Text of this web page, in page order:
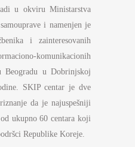
u okviru Ministarstva
i namenjen je
i zainteresovanih
komunikacionih
u Dobrinjskoj
SKIP centar je dve
da je najuspešniji
ukupno 60 centara koji
Republike Koreje.